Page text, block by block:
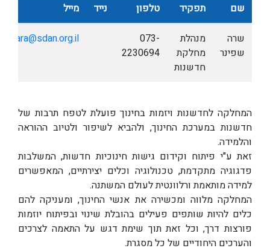
שם תפקיד טלפון נייד מייל
שרה
שפינר
מנהלת
מחלקת
חדשנות
073-
2230694
sara@sdan.org.il
המחלקה לחדשנות ויזמות בחינוך פועלת לטפח תרבות של
חדשנות במערכת החינוך, ולהביא לשיפור ולטיוב ההוראה
והלמידה.
זאת ע"י פיתוח וקידום גישות חינוכיות חדשות, המשלבות
פדגוגיה מתקדמת, טכנולוגיה וכלים יצירתיים, המאפשרים
למידה מותאמת ורלוונטית לעולם המשתנה.
המחלקה מלווה ומכשירה את אנשי החינוך, ומעניקה להם
כלים להיות שותפים פעילים בהובלת שינוי ובפיתוח יוזמות
פורצות דרך, וכל זאת תוך שימת דגש על התאמה לצרכים
והערכים היחודיים של כל מסגרת.